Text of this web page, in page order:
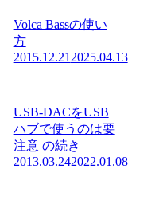
Volca Bassの使い
方
2015.12.212025.04.13
USB-DACをUSB
ハブで使うのは要
注意 の続き
2013.03.242022.01.08